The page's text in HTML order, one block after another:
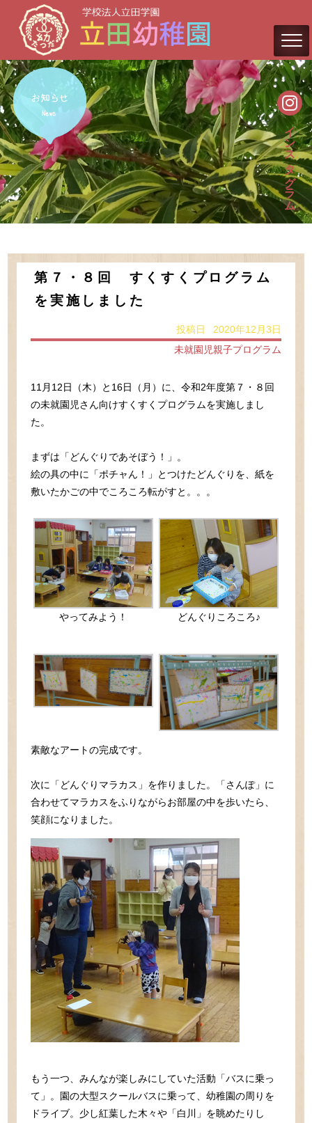
第７・８回 すくすくプログラム
を実施しました
投稿日 2020年12月3日
未就園児親子プログラム
11月12日（木）と16日（月）に、令和2年度第７・８回
の未就園児さん向けすくすくプログラムを実施しまし
た。
まずは「どんぐりであそぼう！」。
絵の具の中に「ポチャん！」とつけたどんぐりを、紙を
敷いたかごの中でころころ転がすと。。。
やってみよう！ どんぐりころころ♪
素敵なアートの完成です。
次に「どんぐりマラカス」を作りました。「さんぽ」に
合わせてマラカスをふりながらお部屋の中を歩いたら、
笑顔になりました。
もう一つ、みんなが楽しみにしていた活動「バスに乗っ
て」。園の大型スクールバスに乗って、幼稚園の周りを
ドライブ。少し紅葉した木々や「白川」を眺めたりし
インスタグラム